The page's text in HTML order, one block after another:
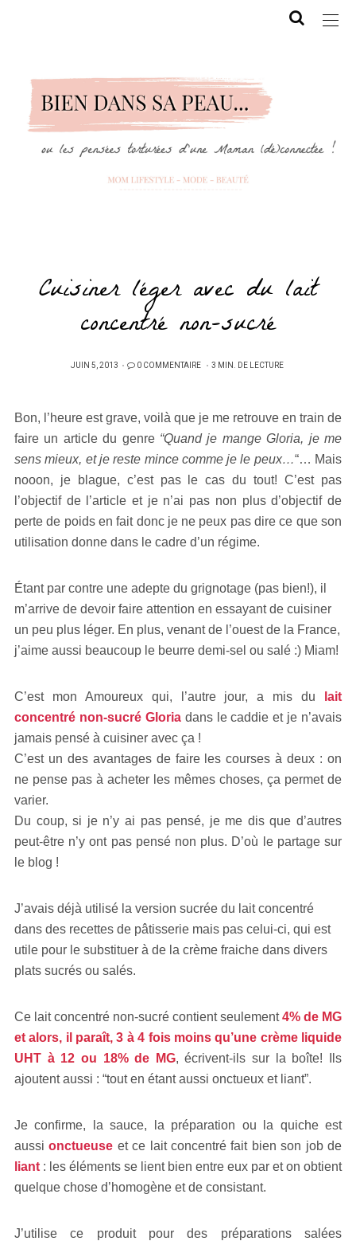
Cuisiner léger avec du lait
concentré non-sucré
PUBLIÉ
JUIN 5, 2013 0 COMMENTAIRE 3 MIN. DE LECTURE
Bon, l’heure est grave, voilà que je me retrouve en train de
faire un article du genre “Quand je mange Gloria, je me
sens mieux, et je reste mince comme je le peux…“… Mais
nooon, je blague, c’est pas le cas du tout! C’est pas
l’objectif de l’article et je n’ai pas non plus d’objectif de
perte de poids en fait donc je ne peux pas dire ce que son
utilisation donne dans le cadre d’un régime.
Étant par contre une adepte du grignotage (pas bien!), il
m’arrive de devoir faire attention en essayant de cuisiner
un peu plus léger. En plus, venant de l’ouest de la France,
j’aime aussi beaucoup le beurre demi-sel ou salé :) Miam!
C’est mon Amoureux qui, l’autre jour, a mis du
lait
concentré non-sucré Gloriadans le caddie et je n’avais
jamais pensé à cuisiner avec ça !
C’est un des avantages de faire les courses à deux : on
ne pense pas à acheter les mêmes choses, ça permet de
varier.
Du coup, si je n’y ai pas pensé, je me dis que d’autres
peut-être n’y ont pas pensé non plus. D’où le partage sur
le blog !
J’avais déjà utilisé la version sucrée du lait concentré
dans des recettes de pâtisserie mais pas celui-ci, qui est
utile pour le substituer à de la crème fraiche dans divers
plats sucrés ou salés.
Ce lait concentré non-sucré contient seulement4% de MG
et alors, il paraît, 3 à 4 fois moins qu’une crème liquide
UHT à 12 ou 18% de MG, écrivent-ils sur la boîte! Ils
ajoutent aussi : “tout en étant aussi onctueux et liant”.
Je confirme, la sauce, la préparation ou la quiche est
aussionctueuse et ce lait concentré fait bien son job de
liant : les éléments se lient bien entre eux par et on obtient
quelque chose d’homogène et de consistant.
J’utilise ce produit pour des préparations salées